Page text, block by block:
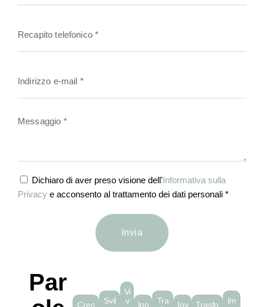
Dichiaro di aver preso visione dell'Informativa sulla
Privacy e acconsento al trattamento dei dati personali *
Invia
Par
Cres
Svil
Vi
v
Inn
Tra
Inv
Trasfo
Im